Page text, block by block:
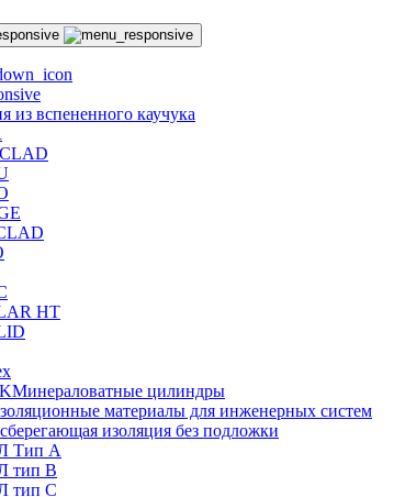
из вспененного каучука
HT
Минераловатные цилиндры
материалы для инженерных систем
изоляция без подложки
Тип А
тип В
C